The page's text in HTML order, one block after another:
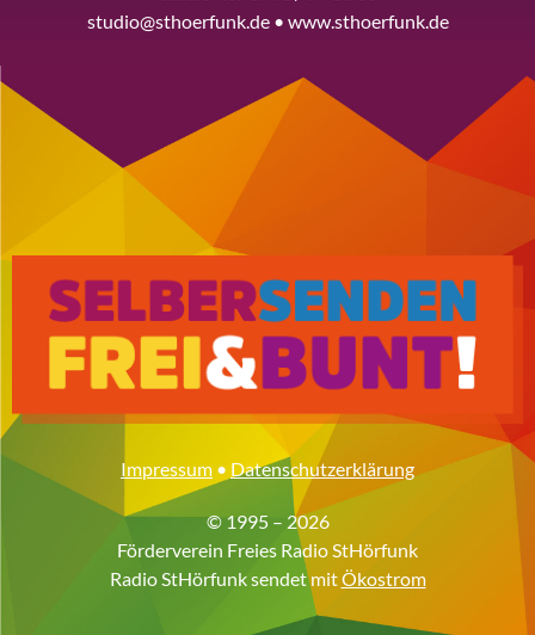
studio@sthoerfunk.de • www.sthoerfunk.de
Impressum • Datenschutzerklärung
© 1995 – 2026
Förderverein Freies Radio StHörfunk
Radio StHörfunk sendet mitÖkostrom